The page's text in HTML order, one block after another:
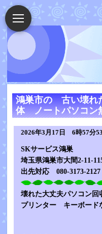
鴻巣市の 古い壊れ
体 ノートパソコン
2026年3月17日 6時57分
SKサービス鴻巣
埼玉県鴻巣市大間2-11-
出先対応 080-3173-2127
壊れた大丈夫パソコン
プリンター キーボード